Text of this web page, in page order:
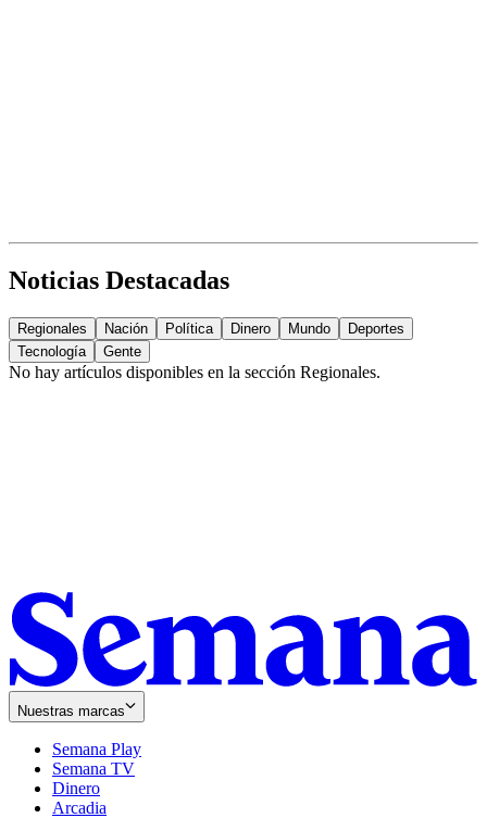
Noticias Destacadas
Regionales Nación Política Dinero Mundo
Deportes
Tecnología
Gente
No hay artículos disponibles en la sección Regionales.
Nuestras marcas
Semana Play
Semana TV
Dinero
Arcadia